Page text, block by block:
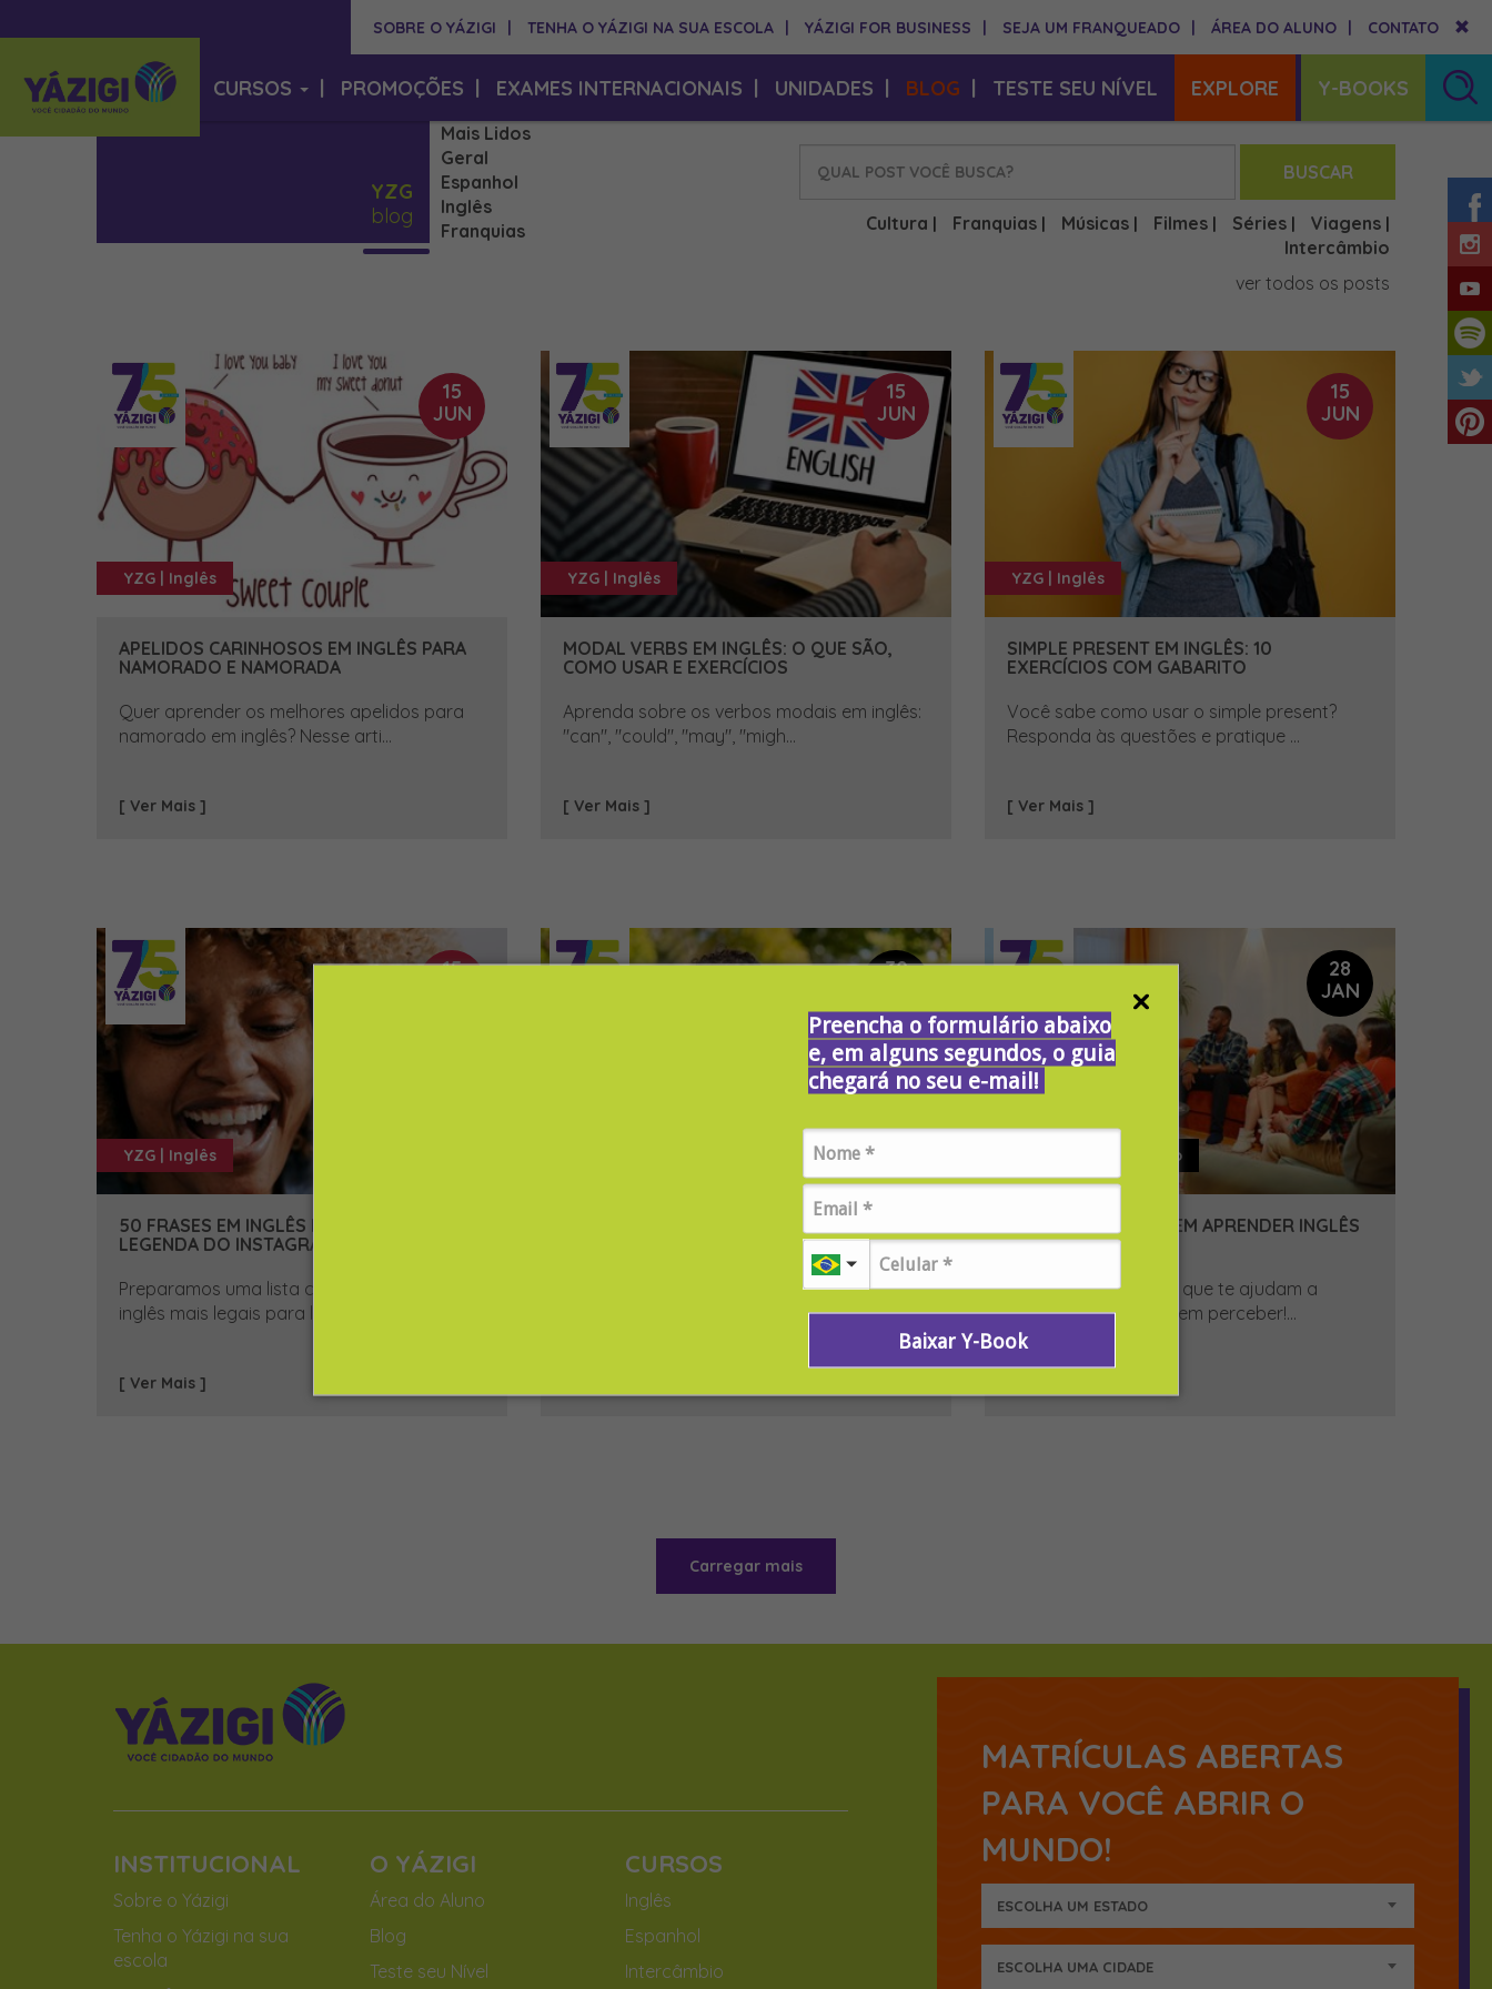
Preencha o formulário abaixo
e, em alguns segundos, o guia
chegará no seu e-mail!
Baixar Y-Book
SOBRE O YÁZIGI TENHA O YÁZIGI NA SUA ESCOLA YÁZIGI FOR BUSINESS SEJA UM FRANQUEADO ÁREA DO ALUNO CONTATO
CURSOS PROMOÇÕES EXAMES INTERNACIONAIS UNIDADES BLOG TESTE SEU NÍVEL EXPLORE Y-BOOKS
YZG
blog
Mais Lidos
Geral
Espanhol
Inglês
Franquias
BUSCAR
Cultura Franquias Músicas Filmes Séries Viagens
Intercâmbio
ver todos os posts
15
JUN
YZG | Inglês
APELIDOS CARINHOSOS EM INGLÊS PARA
NAMORADO E NAMORADA
Quer aprender os melhores apelidos para
namorado em inglês? Nesse arti...
[ Ver Mais ]
15
JUN
YZG | Inglês
MODAL VERBS EM INGLÊS: O QUE SÃO,
COMO USAR E EXERCÍCIOS
Aprenda sobre os verbos modais em inglês:
"can", "could", "may", "migh...
[ Ver Mais ]
15
JUN
YZG | Inglês
SIMPLE PRESENT EM INGLÊS: 10
EXERCÍCIOS COM GABARITO
Você sabe como usar o simple present?
Responda às questões e pratique ...
[ Ver Mais ]
15
YZG | Inglês
50 FRASES EM INGLÊS PARA BIO E
LEGENDA DO INSTAGRAM
Preparamos uma lista com as frases em
inglês mais legais para legendar...
[ Ver Mais ]
30
MELHORES LIVROS PARA LER EM INGLÊS
Veja quais livros começar a ler agora em
28
JAN
YZG | Entretenimento
JOGOS QUE TE FAZEM APRENDER INGLÊS
SEM PERCEBER
Confira alguns jogos que te ajudam a
praticar inglês sem nem perceber!...
Carregar mais
INSTITUCIONAL
Sobre o Yázigi
Tenha o Yázigi na sua
escola
O YÁZIGI
Área do Aluno
Blog
Teste seu Nível
CURSOS
Inglês
Espanhol
Intercâmbio
MATRÍCULAS ABERTAS
PARA VOCÊ ABRIR O
MUNDO!
ESCOLHA UM ESTADO
ESCOLHA UMA CIDADE